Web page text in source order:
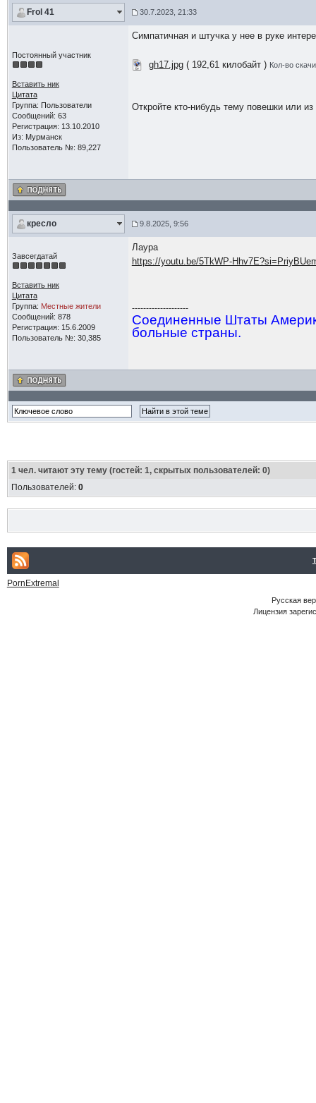
Frol 41 30.7.2023, 21:33
Постоянный участник
Вставить ник
Цитата
Группа: Пользователи
Сообщений: 63
Регистрация: 13.10.2010
Из: Мурманск
Пользователь №: 89,227
Симпатичная и штучка у нее в руке
gh17.jpg( 192,61 килобайт ) Кол-во
Откройте кто-нибудь тему повешки или
кресло 9.8.2025, 9:56
Завсегдатай
Вставить ник
Цитата
Группа: Местные жители
Сообщений: 878
Регистрация: 15.6.2009
Пользователь №: 30,385
Лаура
https://youtu.be/5TkWP-
--------------------
Соединенные Штаты
больные страны.
1чел. читают эту тему (гостей: 1, скрытых пользователей: 0)
Пользователей: 0
PornExtremal
Русская
Лицензия